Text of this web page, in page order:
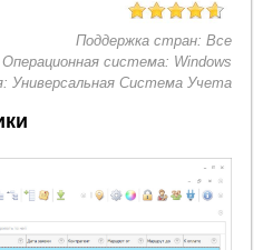
Поддержка стран: Все
Операционная система: Windows
Универсальная Система Учета